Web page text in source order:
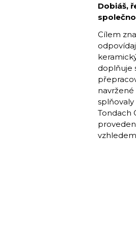
Dobiáš,
Cílem
doplňuje
Tondach